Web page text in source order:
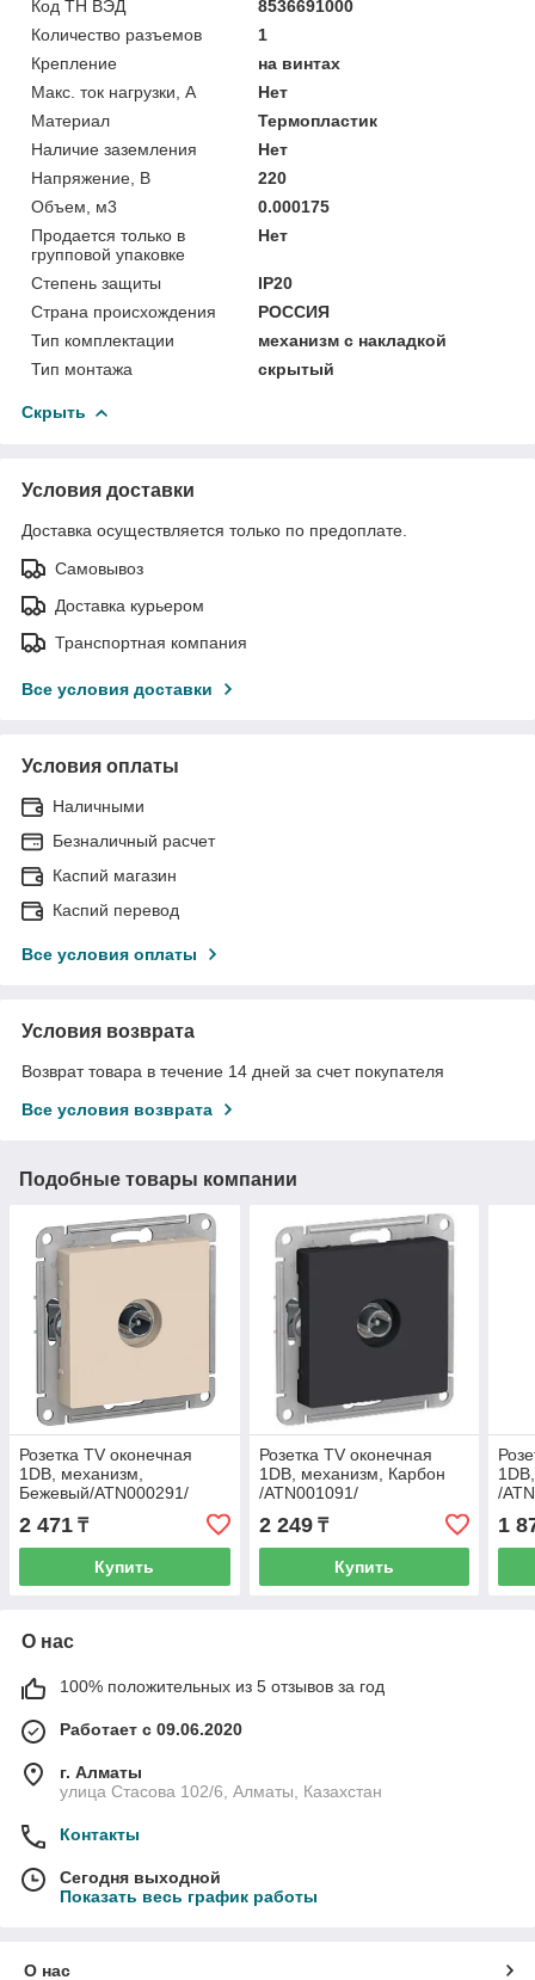
Код ТН ВЭД
8536691000
Количество разъемов
1
Крепление
на винтах
Макс. ток нагрузки, А
Нет
Материал
Термопластик
Наличие заземления
Нет
Напряжение, В
220
Объем, м3
0.000175
Продается только в
групповой упаковке
Нет
Степень защиты
IP20
Страна происхождения
РОССИЯ
Тип комплектации
механизм с накладкой
Тип монтажа
скрытый
Скрыть
Условия доставки
Доставка осуществляется только по предоплате.
Самовывоз
Доставка курьером
Транспортная компания
Все условия доставки
Условия оплаты
Наличными
Безналичный расчет
Каспий магазин
Каспий перевод
Все условия оплаты
Условия возврата
Возврат товара в течение 14 дней за счет покупателя
Все условия возврата
Подобные товары компании
Розетка TV оконечная
1DB, механизм,
Бежевый/ATN000291/
2 471 ₸
Купить
Розетка TV оконечная
1DB, механизм, Карбон
/ATN001091/
2 249₸
Купить
/
1
О нас
100% положительных из 5 отзывов за год
Работает с 09.06.2020
г. Алматы
улица Стасова 102/6, Алматы, Казахстан
Контакты
Сегодня выходной
Показать весь график работы
О нас